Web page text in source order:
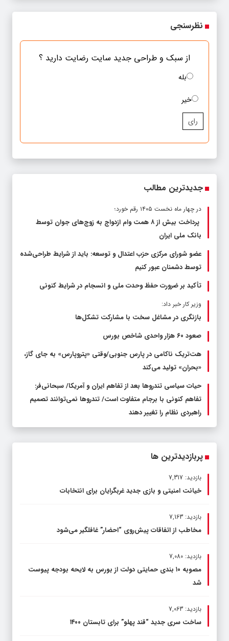
نظرسنجی
از سبک و طراحی جدید سایت رضایت دارید ؟
بله
خیر
رای
جدیدترین مطالب
در چهار ماه نخست ۱۴۰۵ رقم خورد؛
پرداخت بیش از ۸ همت وام ازدواج به زوج‌های جوان توسط
بانک ملی ایران
عضو شورای مرکزی حزب اعتدال و توسعه: باید از شرایط طراحی‌شده
توسط دشمنان عبور کنیم
تأکید بر ضرورت حفظ وحدت ملی و انسجام در شرایط کنونی
وزیر کار خبر داد:
بازنگری در مشاغل سخت با مشارکت تشکل‌ها
صعود ۶۰ هزار واحدی شاخص بورس
هت‌تریک ناکامی در پارس جنوبی/وقتی «پتروپارس» به جای گاز،
«بحران» تولید می‌کند
حیات سیاسی تندروها بعد از تفاهم ایران و آمریکا/ سبحانی‌فر:
تفاهم کنونی با برجام متفاوت است/ تندروها نمی‌توانند تصمیم
راهبردی نظام را تغییر دهند
پربازدیدترین ها
بازدید: 7,317
خیانت امنیتی و بازی جدید غربگرایان برای انتخابات
بازدید: 7,163
مخاطب از اتفاقات پیش‌روی “احضار” غافلگیر می‌شود
بازدید: 7,080
مصوبه ۱۰ بندی حمایتی دولت از بورس به لایحه بودجه پیوست
شد
بازدید: 7,063
ساخت سری جدید “قند پهلو” برای تابستان ۱۴۰۰